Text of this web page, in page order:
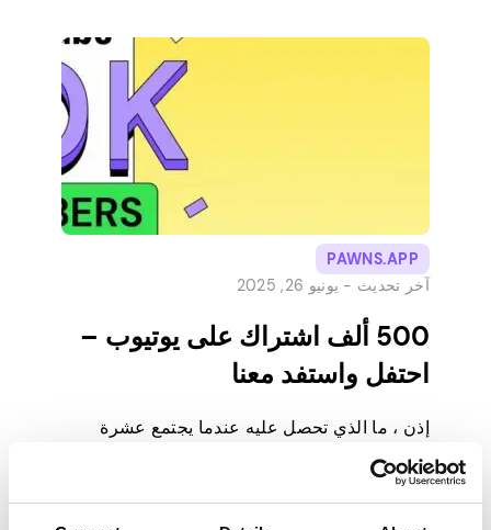
PAWNS.APP
آخر تحديث - يونيو 26, 2025
500 ألف اشتراك على يوتيوب –
احتفل واستفد معنا
إذن ، ما الذي تحصل عليه عندما يجتمع عشرة
ملايين مستخدم ونصف مليون مشترك للكسب
واللعب والفوز؟ تحصل على حفلة عالمية. سنصل
قريبا إلى 500,000 مشترك على YouTube ،